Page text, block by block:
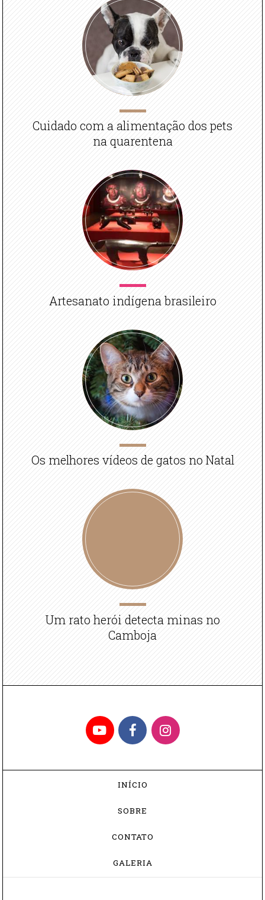
Cuidado com a alimentação dos pets
na quarentena
Artesanato indígena brasileiro
Os melhores vídeos de gatos no Natal
Um rato herói detecta minas no
Camboja
YouTubeFacebookInstagram
INÍCIO
SOBRE
CONTATO
GALERIA